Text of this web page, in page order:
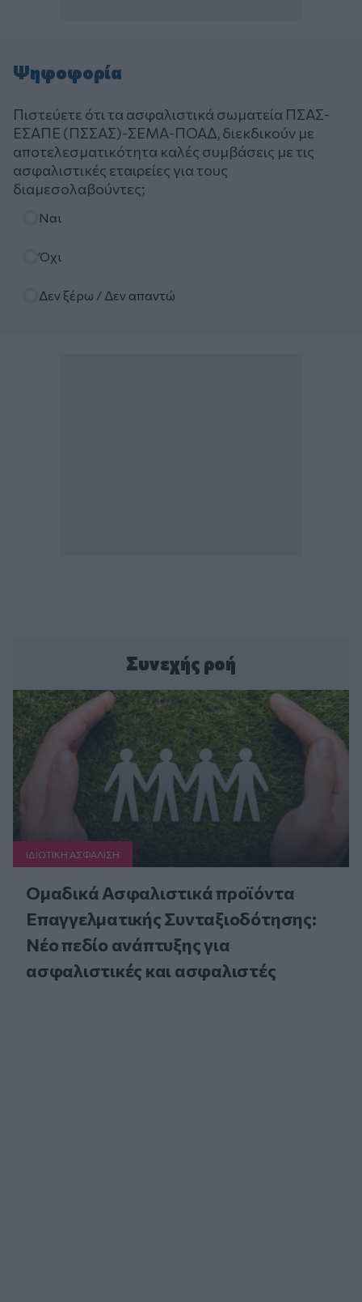
Ψηφοφορία
Πιστεύετε ότι τα ασφαλιστικά σωματεία ΠΣΑΣ-
ΕΣΑΠΕ (ΠΣΣΑΣ)-ΣΕΜΑ-ΠΟΑΔ, διεκδικούν με
αποτελεσματικότητα καλές συμβάσεις με τις
ασφαλιστικές εταιρείες για τους
διαμεσολαβούντες;
Ναι
Όχι
Δεν ξέρω / Δεν απαντώ
Συνεχής ροή
ΙΔΙΩΤΙΚΗ ΑΣΦAΛΙΣΗ
Ομαδικά Ασφαλιστικά προϊόντα
Επαγγελματικής Συνταξιοδότησης:
Νέο πεδίο ανάπτυξης για
ασφαλιστικές και ασφαλιστές